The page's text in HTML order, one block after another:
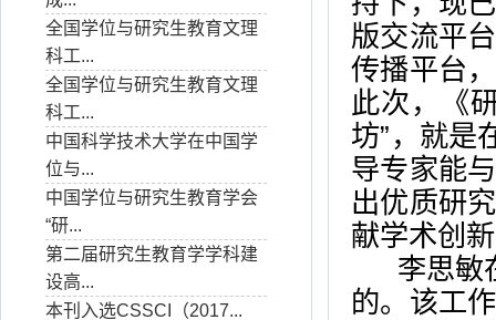
全国学位与研究生教育文理
科工...
全国学位与研究生教育文理
科工...
中国科学技术大学在中国学
位与...
中国学位与研究生教育学会
“研...
第二届研究生教育学学科建
设高...
本刊入选CSSCI（2017...
版交流平
传播平台
此次，《
坊”，就是
导专家能
出优质研
献学术创
李思敏在
的。该工